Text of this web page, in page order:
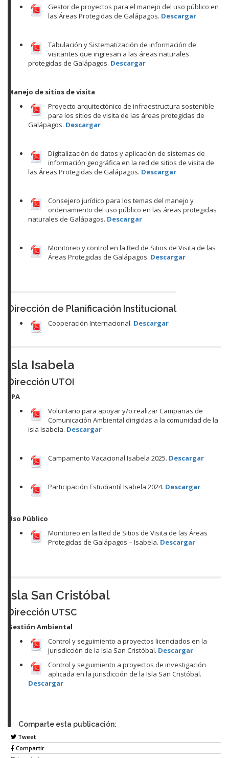
Gestor de proyectos para el manejo del uso público en
las Áreas Protegidas de Galápagos. Descargar
Tabulación y Sistematización de información de
visitantes que ingresan a las áreas naturales
protegidas de Galápagos. Descargar
Manejo de sitios de visita
Proyecto arquitectónico de infraestructura sostenible
para los sitios de visita de las áreas protegidas de
Galápagos. Descargar
Digitalización de datos y aplicación de sistemas de
información geográfica en la red de sitios de visita de
las Áreas Protegidas de Galápagos. Descargar
Consejero jurídico para los temas del manejo y
ordenamiento del uso público en las áreas protegidas
naturales de Galápagos. Descargar
Monitoreo y control en la Red de Sitios de Visita de las
Áreas Protegidas de Galápagos. Descargar
Dirección de Planificación Institucional
Cooperación Internacional. Descargar
Isla Isabela
Dirección UTOI
EPA
Voluntario para apoyar y/o realizar Campañas de
Comunicación Ambiental dirigidas a la comunidad de la
isla Isabela. Descargar
Campamento Vacacional Isabela 2025. Descargar
Participación Estudiantil Isabela 2024. Descargar
Uso Público
Monitoreo en la Red de Sitios de Visita de las Áreas
Protegidas de Galápagos – Isabela. Descargar
Isla San Cristóbal
Dirección UTSC
Gestión Ambiental
Control y seguimiento a proyectos licenciados en la
jurisdicción de la Isla San Cristóbal. Descargar
Control y seguimiento a proyectos de investigación
aplicada en la jurisdicción de la Isla San Cristóbal.
Descargar
Comparte esta publicación:
Tweet
Compartir